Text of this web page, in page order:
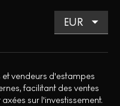
vendeurs d'estampes
facilitant des ventes
sur l'investissement.